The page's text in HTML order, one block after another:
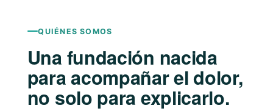
QUIÉNES SOMOS
Una fundación nacida
para acompañar el dolor,
no solo para explicarlo.